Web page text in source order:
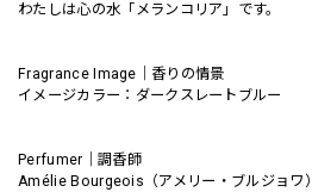
わたしは心の水「メランコリア」です。
Fragrance Image｜香りの情景
イメージカラー：ダークスレートブルー
Perfumer｜調香師
Amélie Bourgeois（アメリー・ブルジョワ）